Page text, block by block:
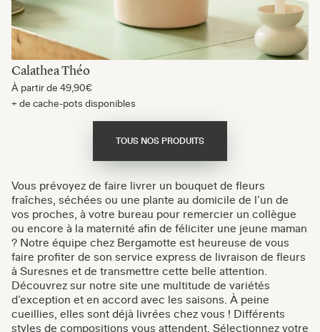
Calathea Théo
À partir de 49,90€
+ de cache-pots disponibles
TOUS NOS PRODUITS
Vous prévoyez de faire livrer un bouquet de fleurs
fraîches, séchées ou une plante au domicile de l’un de
vos proches, à votre bureau pour remercier un collègue
ou encore à la maternité afin de féliciter une jeune maman
? Notre équipe chez Bergamotte est heureuse de vous
faire profiter de son service express de livraison de fleurs
à Suresnes et de transmettre cette belle attention.
Découvrez sur notre site une multitude de variétés
d’exception et en accord avec les saisons. À peine
cueillies, elles sont déjà livrées chez vous ! Différents
styles de compositions vous attendent. Sélectionnez votre